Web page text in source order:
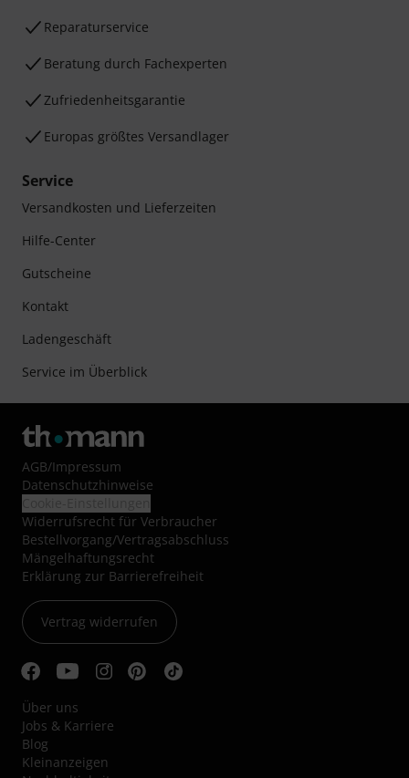
Reparaturservice
Beratung durch Fachexperten
Zufriedenheitsgarantie
Europas größtes Versandlager
Service
Versandkosten und Lieferzeiten
Hilfe-Center
Gutscheine
Kontakt
Ladengeschäft
Service im Überblick
AGB/Impressum
Datenschutzhinweise
Widerrufsrecht für Verbraucher
Bestellvorgang/Vertragsabschluss
Mängelhaftungsrecht
Erklärung zur Barrierefreiheit
Vertrag widerrufen
Über uns
Jobs & Karriere
Blog
Kleinanzeigen